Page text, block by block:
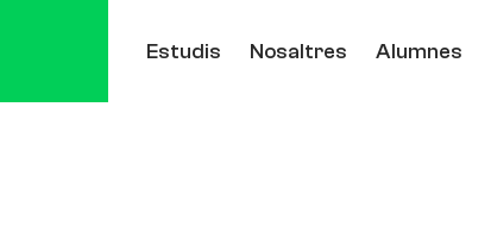
Estudis Nosaltres Alumnes